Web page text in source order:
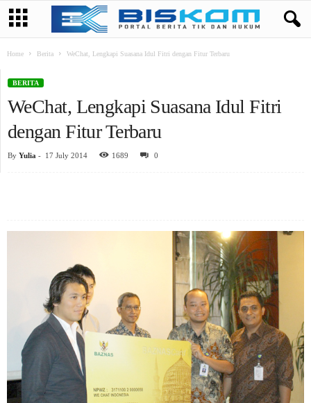
Home Berita WeChat, Lengkapi Suasana Idul Fitri dengan Fitur Terbaru
BERITA
WeChat, Lengkapi Suasana Idul Fitri
dengan Fitur Terbaru
By Yulia - 17 July 2014 1689 0